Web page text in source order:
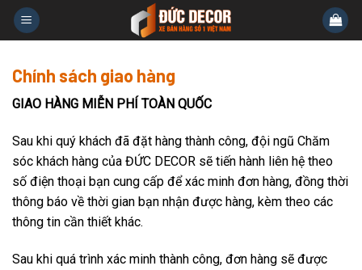
Skip
Chính sách giao hàng
GIAO HÀNG MIỄN PHÍ TOÀN QUỐC
Sau khi quý khách đã đặt hàng thành công, đội ngũ Chăm
sóc khách hàng của ĐỨC DECOR sẽ tiến hành liên hệ theo
số điện thoại bạn cung cấp để xác minh đơn hàng, đồng thời
thông báo về thời gian bạn nhận được hàng, kèm theo các
thông tin cần thiết khác.
Sau khi quá trình xác minh thành công, đơn hàng sẽ được